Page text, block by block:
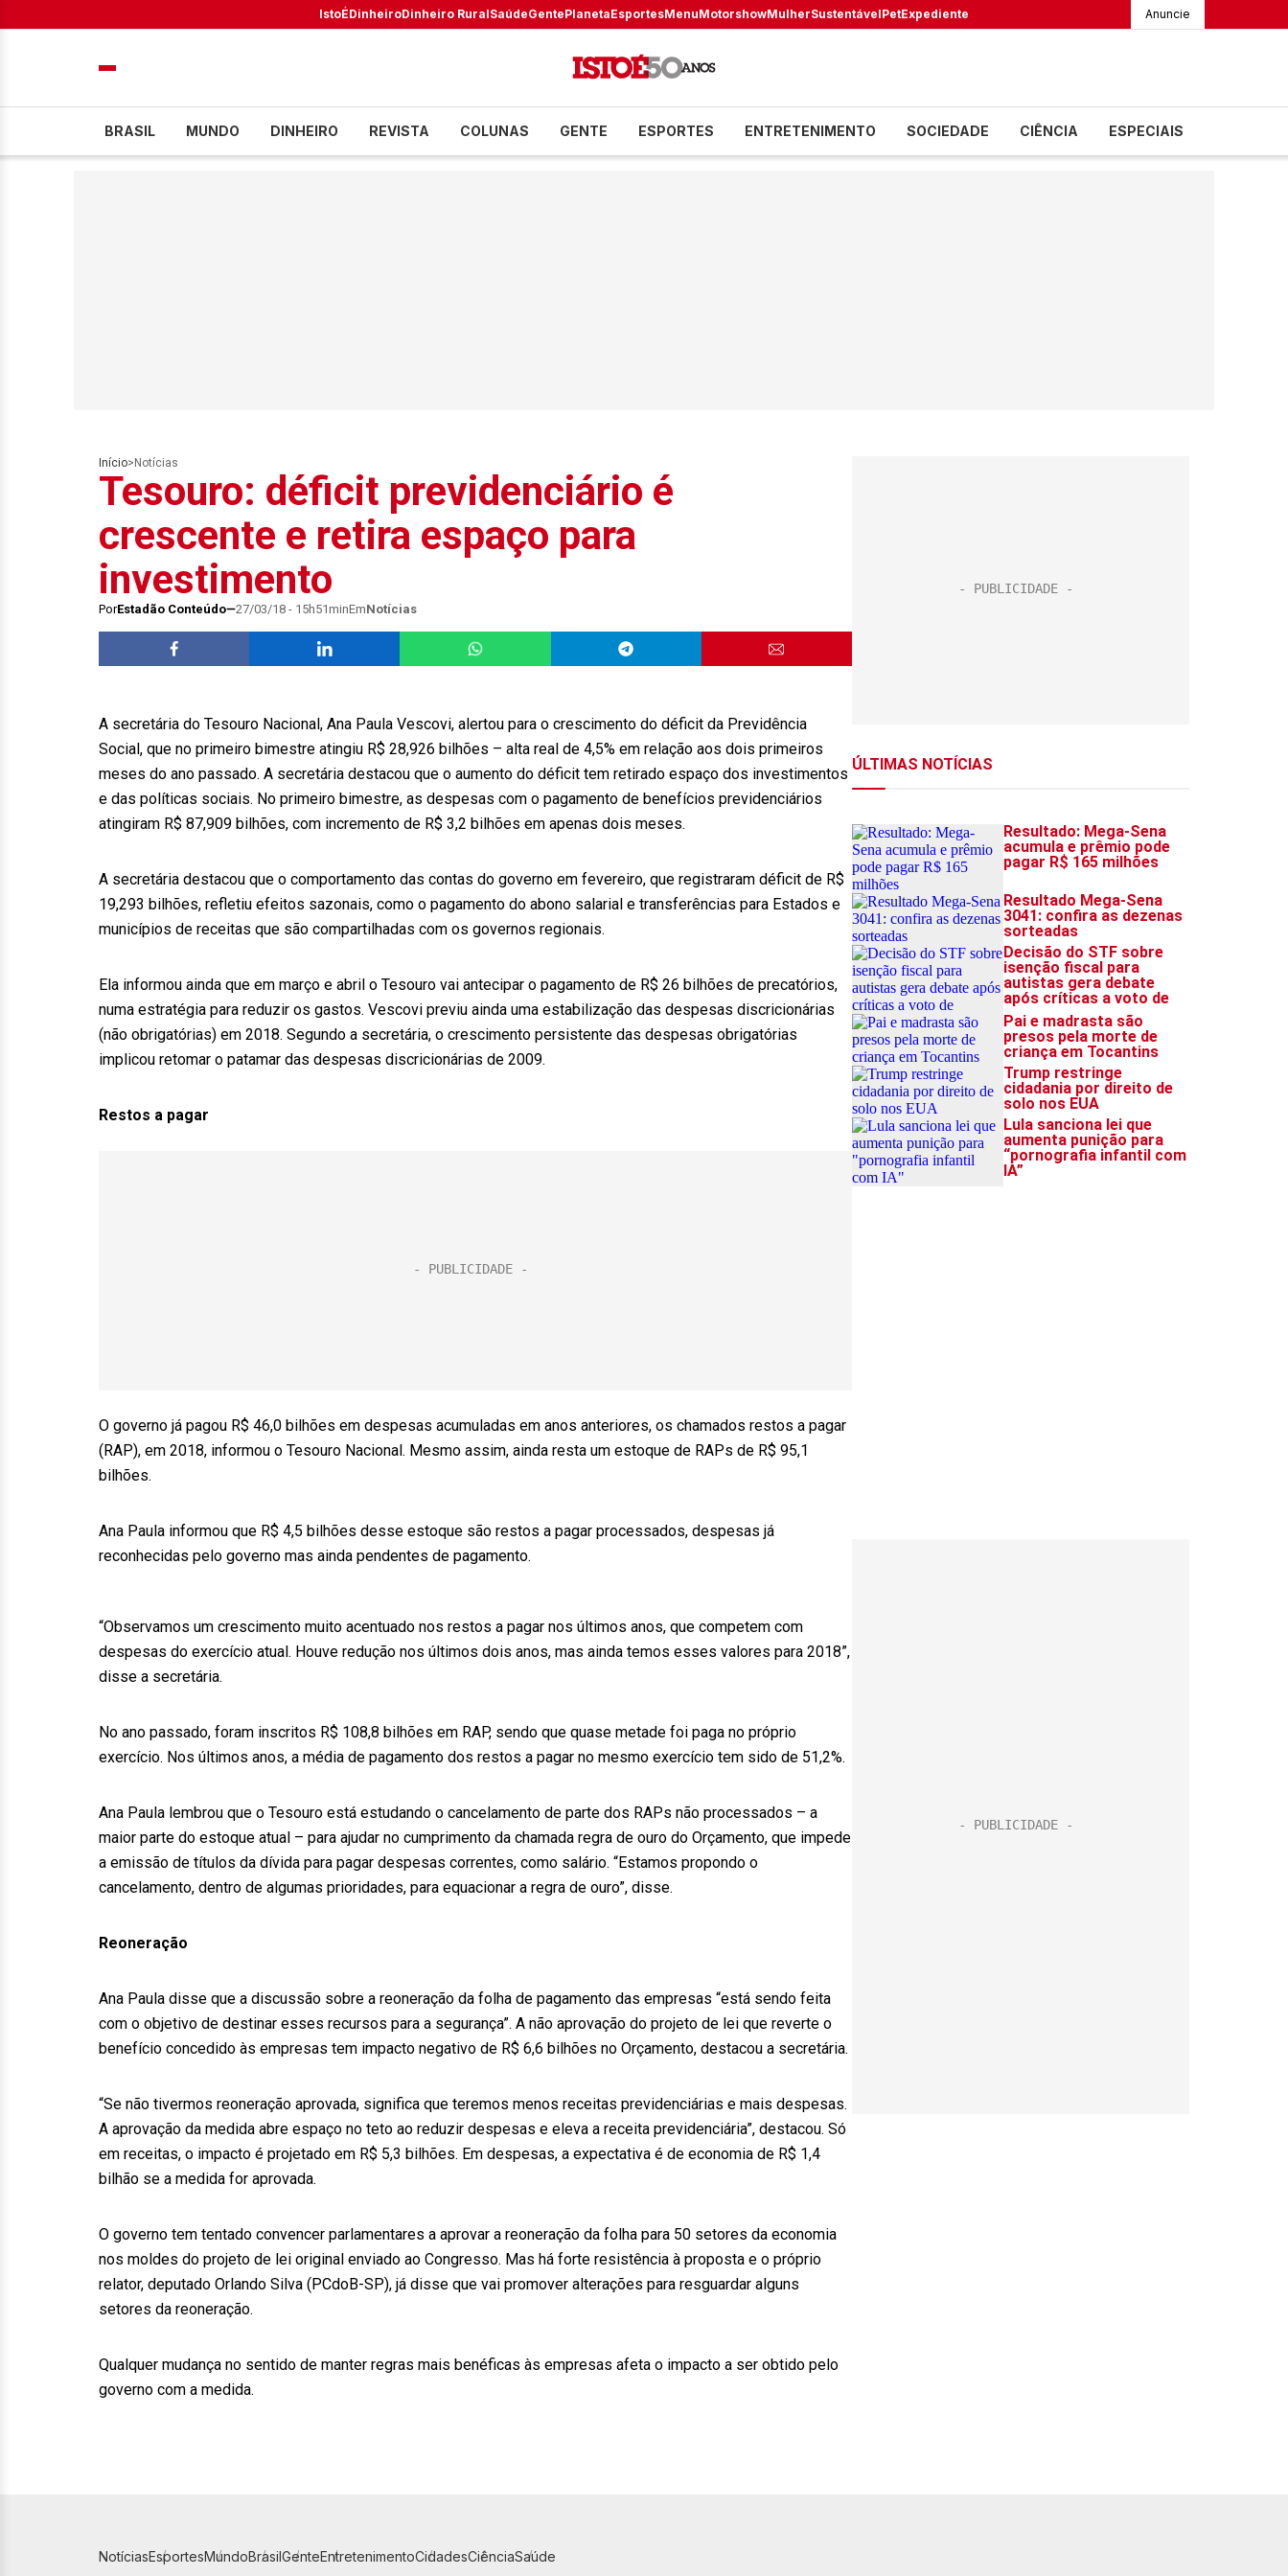
IstoÉDinheiroDinheiro RuralSaúdeGentePlanetaEsportesMenuMotorshowMulherSustentávelPetExpediente Anuncie
BRASIL MUNDO DINHEIRO REVISTA COLUNAS GENTE ESPORTES ENTRETENIMENTO SOCIEDADE CIÊNCIA ESPECIAIS
Início> Notícias
Tesouro: déficit previdenciário é
crescente e retira espaço para
investimento
PorEstadão Conteúdo 27/03/18 - 15h51minEmNotícias
A secretária do Tesouro Nacional, Ana Paula Vescovi, alertou para o crescimento do déficit da Previdência
Social, que no primeiro bimestre atingiu R$ 28,926 bilhões – alta real de 4,5% em relação aos dois primeiros
meses do ano passado. A secretária destacou que o aumento do déficit tem retirado espaço dos investimentos
e das políticas sociais. No primeiro bimestre, as despesas com o pagamento de benefícios previdenciários
atingiram R$ 87,909 bilhões, com incremento de R$ 3,2 bilhões em apenas dois meses.
A secretária destacou que o comportamento das contas do governo em fevereiro, que registraram déficit de R$
19,293 bilhões, refletiu efeitos sazonais, como o pagamento do abono salarial e transferências para Estados e
municípios de receitas que são compartilhadas com os governos regionais.
Ela informou ainda que em março e abril o Tesouro vai antecipar o pagamento de R$ 26 bilhões de precatórios,
numa estratégia para reduzir os gastos. Vescovi previu ainda uma estabilização das despesas discricionárias
(não obrigatórias) em 2018. Segundo a secretária, o crescimento persistente das despesas obrigatórias
implicou retomar o patamar das despesas discricionárias de 2009.
Restos a pagar
O governo já pagou R$ 46,0 bilhões em despesas acumuladas em anos anteriores, os chamados restos a pagar
(RAP), em 2018, informou o Tesouro Nacional. Mesmo assim, ainda resta um estoque de RAPs de R$ 95,1
bilhões.
Ana Paula informou que R$ 4,5 bilhões desse estoque são restos a pagar processados, despesas já
reconhecidas pelo governo mas ainda pendentes de pagamento.
“Observamos um crescimento muito acentuado nos restos a pagar nos últimos anos, que competem com
despesas do exercício atual. Houve redução nos últimos dois anos, mas ainda temos esses valores para 2018”,
disse a secretária.
No ano passado, foram inscritos R$ 108,8 bilhões em RAP, sendo que quase metade foi paga no próprio
exercício. Nos últimos anos, a média de pagamento dos restos a pagar no mesmo exercício tem sido de 51,2%.
Ana Paula lembrou que o Tesouro está estudando o cancelamento de parte dos RAPs não processados – a
maior parte do estoque atual – para ajudar no cumprimento da chamada regra de ouro do Orçamento, que impede
a emissão de títulos da dívida para pagar despesas correntes, como salário. “Estamos propondo o
cancelamento, dentro de algumas prioridades, para equacionar a regra de ouro”, disse.
Reoneração
Ana Paula disse que a discussão sobre a reoneração da folha de pagamento das empresas “está sendo feita
com o objetivo de destinar esses recursos para a segurança”. A não aprovação do projeto de lei que reverte o
benefício concedido às empresas tem impacto negativo de R$ 6,6 bilhões no Orçamento, destacou a secretária.
“Se não tivermos reoneração aprovada, significa que teremos menos receitas previdenciárias e mais despesas.
A aprovação da medida abre espaço no teto ao reduzir despesas e eleva a receita previdenciária”, destacou. Só
em receitas, o impacto é projetado em R$ 5,3 bilhões. Em despesas, a expectativa é de economia de R$ 1,4
bilhão se a medida for aprovada.
O governo tem tentado convencer parlamentares a aprovar a reoneração da folha para 50 setores da economia
nos moldes do projeto de lei original enviado ao Congresso. Mas há forte resistência à proposta e o próprio
relator, deputado Orlando Silva (PCdoB-SP), já disse que vai promover alterações para resguardar alguns
setores da reoneração.
Qualquer mudança no sentido de manter regras mais benéficas às empresas afeta o impacto a ser obtido pelo
governo com a medida.
NotíciasEsportesMundoBrasilGenteEntretenimentoCidadesCiênciaSaúde